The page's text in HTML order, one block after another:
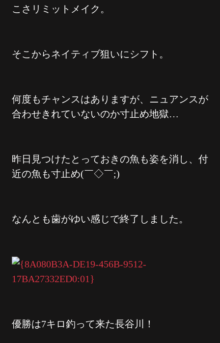
こさリミットメイク。
そこからネイティブ狙いにシフト。
何度もチャンスはありますが、ニュアンスが
合わせきれていないのか寸止め地獄…
昨日見つけたとっておきの魚も姿を消し、付
近の魚も寸止め(￣◇￣;)
なんとも歯がゆい感じで終了しました。
優勝は7キロ釣って来た長谷川！